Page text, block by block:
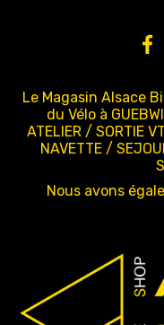
Le Magasin Alsace
du Vélo à
ATELIER / SORTIE
NAVETTE /
Nous avons